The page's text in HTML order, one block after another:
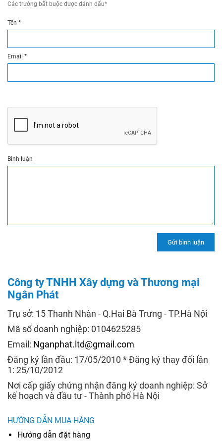
Các trường bắt buộc được đánh dấu*
Tên *
Email *
Bình luận
Công ty TNHH Xây dựng và Thương mại
Ngân Phát
Trụ sở: 15 Thanh Nhàn - Q.Hai Bà Trưng - TP.Hà Nội
Mã số doanh nghiệp: 0104625285
Email: Nganphat.ltd@gmail.com
Đăng ký lần đầu: 17/05/2010 * Đăng ký thay đổi lần
1: 25/10/2012
Nơi cấp giấy chứng nhận đăng ký doanh nghiệp: Sở
kế hoạch và đầu tư - Thành phố Hà Nội
HƯỚNG DẪN MUA HÀNG
Hướng dẫn đặt hàng